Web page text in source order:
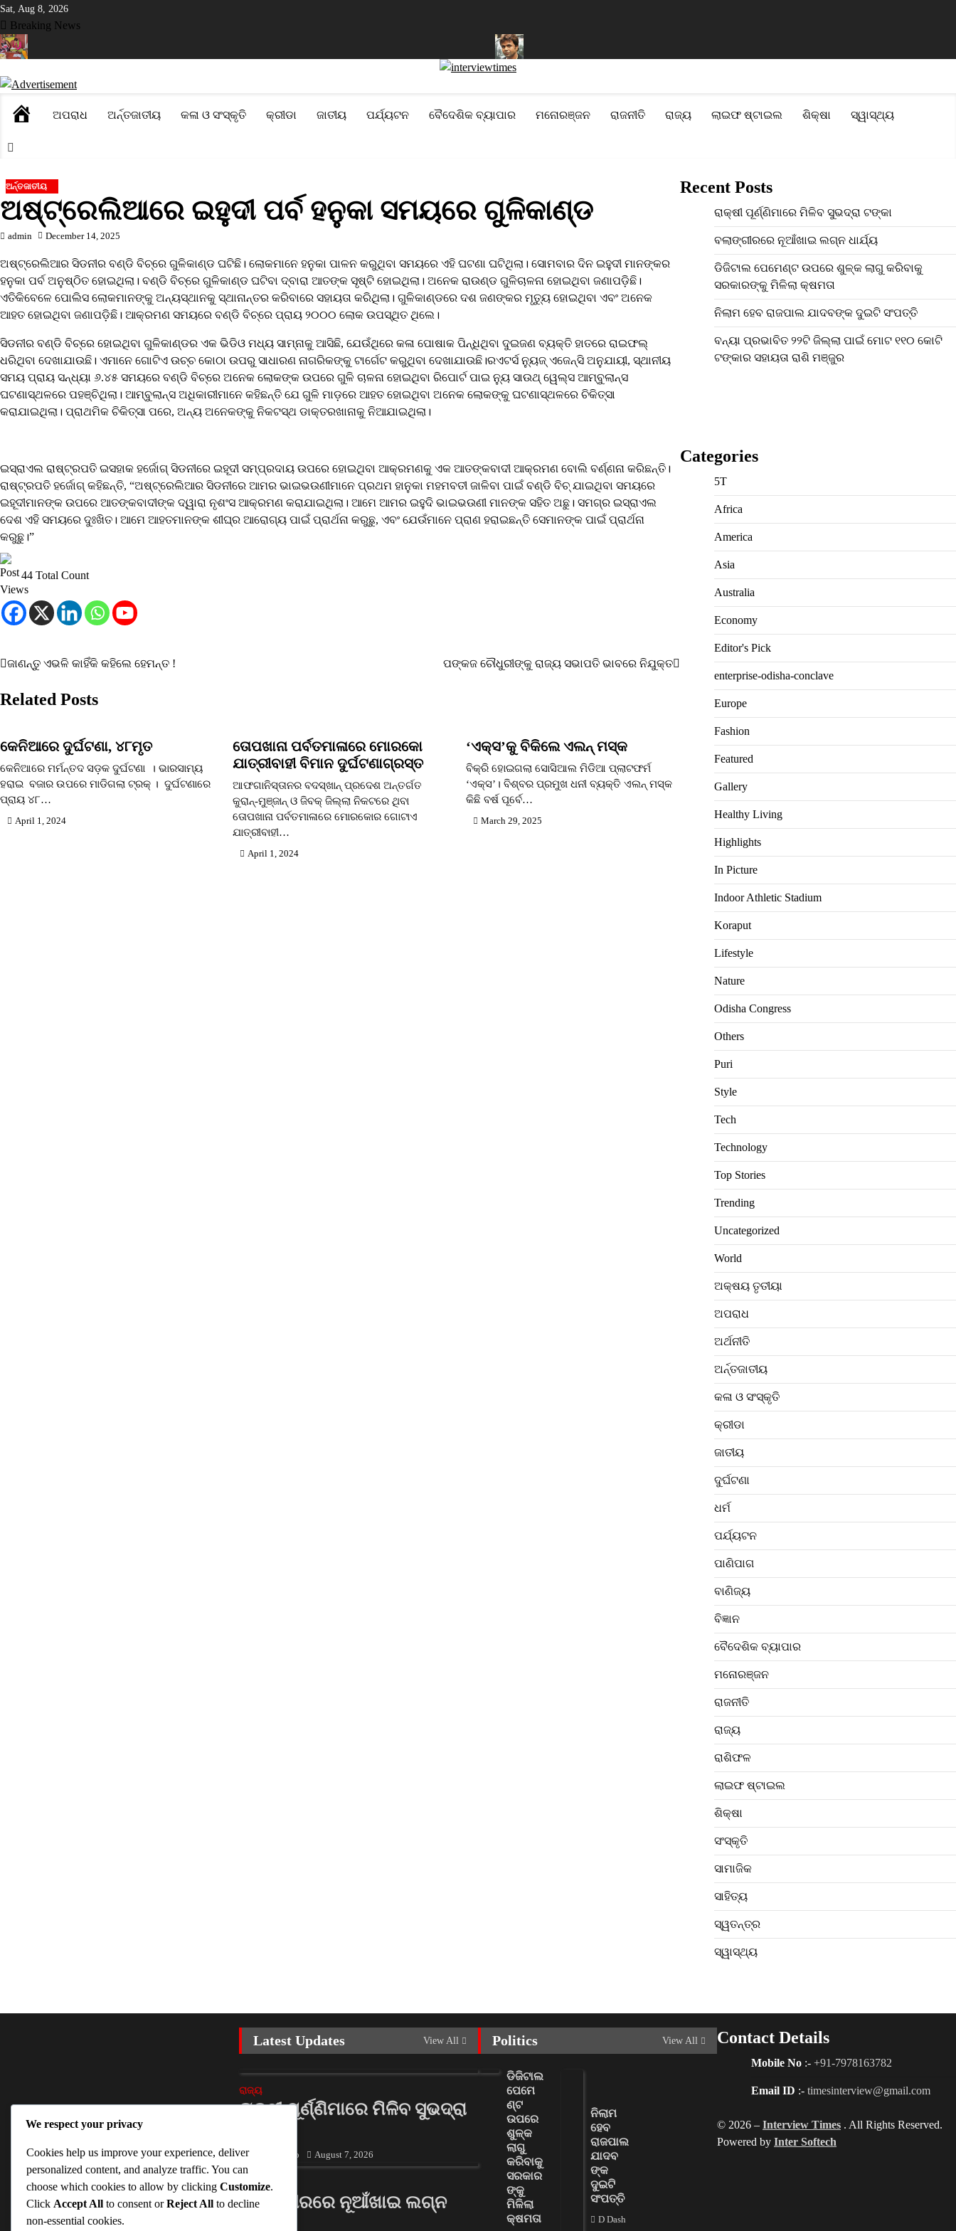
Skip
to
content
Sat, Aug 8, 2026
Breaking News
ନୂଆଁଖାଇ ଲଗ୍ନ ଧାର୍ଯ୍ୟ ଡିଜିଟାଲ ପେମେଣ୍ଟ ଉପରେ ଶୁଳ୍କ ଲାଗୁ କରିବାକୁ ସରକାରଙ୍କୁ ମିଳିଲା କ୍ଷମତାନିଲାମ ହେବ ରାଜପାଲ ଯାଦବଙ୍କ ଦୁଇଟି ସଂପତ୍ତି
HOMEଅପରାଧ ଅର୍ନ୍ତଜାତୀୟ କଳା ଓ ସଂସ୍କୃତି କ୍ରୀଡା ଜାତୀୟ ପର୍ଯ୍ୟଟନ ବୈଦେଶିକ ବ୍ୟାପାର ମନୋରଞ୍ଜନ ରାଜନୀତି ରାଜ୍ୟ ଲାଇଫ ଷ୍ଟାଇଲ ଶିକ୍ଷା ସ୍ୱାସ୍ଥ୍ୟ
ଅର୍ନ୍ତଜାତୀୟ
ଅଷ୍ଟ୍ରେଲିଆରେ ଇହୁଦୀ ପର୍ବ ହନୁକା ସମୟରେ ଗୁଳିକାଣ୍ଡ
admin December 14, 2025
ଅଷ୍ଟ୍ରେଲିଆର ସିଡନୀର ବଣ୍ଡି ବିଚ୍ରେ ଗୁଳିକାଣ୍ଡ ଘଟିଛି। ଲୋକମାନେ ହନୁକା ପାଳନ କରୁଥିବା ସମୟରେ ଏହି ଘଟଣା ଘଟିଥିଲା। ସୋମବାର ଦିନ ଇହୁଦୀ ମାନଙ୍କର
ହନୁକା ପର୍ବ ଅନୁଷ୍ଠିତ ହୋଇଥିଲା। ବଣ୍ଡି ବିଚ୍ରେ ଗୁଳିକାଣ୍ଡ ଘଟିବା ଦ୍ବାରା ଆତଙ୍କ ସୃଷ୍ଟି ହୋଇଥିଲା। ଅନେକ ରାଉଣ୍ଡ ଗୁଳିଚାଳନା ହୋଇଥିବା ଜଣାପଡ଼ିଛି।
ଏତିକିବେଳେ ପୋଲିସ ଲୋକମାନଙ୍କୁ ଅନ୍ୟସ୍ଥାନକୁ ସ୍ଥାନାନ୍ତର କରିବାରେ ସହାୟତା କରିଥିଲା। ଗୁଳିକାଣ୍ଡରେ ଦଶ ଜଣଙ୍କର ମୃତ୍ୟୁ ହୋଇଥିବା ଏବଂ ଅନେକ
ଆହତ ହୋଇଥିବା ଜଣାପଡ଼ିଛି। ଆକ୍ରମଣ ସମୟରେ ବଣ୍ଡି ବିଚ୍ରେ ପ୍ରାୟ ୨୦୦୦ ଲୋକ ଉପସ୍ଥିତ ଥିଲେ।
ସିଡନୀର ବଣ୍ଡି ବିଚ୍ରେ ହୋଇଥିବା ଗୁଳିକାଣ୍ଡର ଏକ ଭିଡିଓ ମଧ୍ୟ ସାମ୍ନାକୁ ଆସିଛି, ଯେଉଁଥିରେ କଳା ପୋଷାକ ପିନ୍ଧିଥିବା ଦୁଇଜଣ ବ୍ୟକ୍ତି ହାତରେ ରାଇଫଲ୍
ଧରିଥିବା ଦେଖାଯାଉଛି। ଏମାନେ ଗୋଟିଏ ଉଚ୍ଚ କୋଠା ଉପରୁ ସାଧାରଣ ନାଗରିକଙ୍କୁ ଟାର୍ଗେଟ କରୁଥିବା ଦେଖାଯାଉଛି।ରଏଟର୍ସ ନ୍ୟୁଜ୍ ଏଜେନ୍ସି ଅନୁଯାୟୀ, ସ୍ଥାନୀୟ
ସମୟ ପ୍ରାୟ ସନ୍ଧ୍ୟା ୬.୪୫ ସମୟରେ ବଣ୍ଡି ବିଚ୍ରେ ଅନେକ ଲୋକଙ୍କ ଉପରେ ଗୁଳି ଚାଳନା ହୋଇଥିବା ରିପୋର୍ଟ ପାଇ ନ୍ୟୁ ସାଉଥ୍ ୱେଲ୍ସ ଆମ୍ବୁଲାନ୍ସ
ଘଟଣାସ୍ଥଳରେ ପହଞ୍ଚିଥିଲା। ଆମ୍ବୁଲାନ୍ସ ଅଧିକାରୀମାନେ କହିଛନ୍ତି ଯେ ଗୁଳି ମାଡ଼ରେ ଆହତ ହୋଇଥିବା ଅନେକ ଲୋକଙ୍କୁ ଘଟଣାସ୍ଥଳରେ ଚିକିତ୍ସା
କରାଯାଇଥିଲା। ପ୍ରାଥମିକ ଚିକିତ୍ସା ପରେ, ଅନ୍ୟ ଅନେକଙ୍କୁ ନିକଟସ୍ଥ ଡାକ୍ତରଖାନାକୁ ନିଆଯାଇଥିଲା।
ଇସ୍ରାଏଲ ରାଷ୍ଟ୍ରପତି ଇସହାକ ହର୍ଜୋଗ୍ ସିଡନୀରେ ଇହୂଦୀ ସମ୍ପ୍ରଦାୟ ଉପରେ ହୋଇଥିବା ଆକ୍ରମଣକୁ ଏକ ଆତଙ୍କବାଦୀ ଆକ୍ରମଣ ବୋଲି ବର୍ଣ୍ଣନା କରିଛନ୍ତି।
ରାଷ୍ଟ୍ରପତି ହର୍ଜୋଗ୍ କହିଛନ୍ତି, “ଅଷ୍ଟ୍ରେଲିଆର ସିଡନୀରେ ଆମର ଭାଇଭଉଣୀମାନେ ପ୍ରଥମ ହାନୁକା ମହମବତୀ ଜାଳିବା ପାଇଁ ବଣ୍ଡି ବିଚ୍ ଯାଇଥିବା ସମୟରେ
ଇହୂଦୀମାନଙ୍କ ଉପରେ ଆତଙ୍କବାଦୀଙ୍କ ଦ୍ୱାରା ନୃଶଂସ ଆକ୍ରମଣ କରାଯାଇଥିଲା। ଆମେ ଆମର ଇହୁଦି ଭାଇଭଉଣୀ ମାନଙ୍କ ସହିତ ଅଛୁ। ସମଗ୍ର ଇସ୍ରାଏଲ
ଦେଶ ଏହି ସମୟରେ ଦୁଃଖିତ। ଆମେ ଆହତମାନଙ୍କ ଶୀଘ୍ର ଆରୋଗ୍ୟ ପାଇଁ ପ୍ରାର୍ଥନା କରୁଛୁ, ଏବଂ ଯେଉଁମାନେ ପ୍ରାଣ ହରାଇଛନ୍ତି ସେମାନଙ୍କ ପାଇଁ ପ୍ରାର୍ଥନା
କରୁଛୁ।”
44 Total Count
Post
navigation
ଜାଣନ୍ତୁ ଏଭଳି କାହିଁକି କହିଲେ ହେମନ୍ତ ! ପଙ୍କଜ ଚୌଧୁରୀଙ୍କୁ ରାଜ୍ୟ ସଭାପତି ଭାବରେ ନିଯୁକ୍ତ
Related Posts
କେନିଆରେ ଦୁର୍ଘଟଣା, ୪୮ମୃତ
କେନିଆରେ ମର୍ମନ୍ତଦ ସଡ଼କ ଦୁର୍ଘଟଣା । ଭାରସାମ୍ୟ
ହରାଇ ବଜାର ଉପରେ ମାଡିଗଲା ଟ୍ରକ୍ । ଦୁର୍ଘଟଣାରେ
ପ୍ରାୟ ୪୮…
April 1, 2024
ତୋପଖାନା ପର୍ବତମାଳାରେ ମୋରକୋ
ଯାତ୍ରୀବାହୀ ବିମାନ ଦୁର୍ଘଟଣାଗ୍ରସ୍ତ
ଆଫଗାନିସ୍ତାନର ବଦସ୍ଖାନ୍ ପ୍ରଦେଶ ଅନ୍ତର୍ଗତ
କୁରାନ୍-ମୁଞ୍ଜାନ୍ ଓ ଜିବକ୍ ଜିଲ୍ଲା ନିକଟରେ ଥିବା
ତୋପଖାନା ପର୍ବତମାଳାରେ ମୋରକୋର ଗୋଟାଏ
ଯାତ୍ରୀବାହୀ…
April 1, 2024
‘ଏକ୍ସ’କୁ ବିକିଲେ ଏଲନ୍ ମସ୍କ
ବିକ୍ରି ହୋଇଗଲା ସୋସିଆଲ ମିଡିଆ ପ୍ଲାଟଫର୍ମ
‘ଏକ୍ସ’। ବିଶ୍ବର ପ୍ରମୁଖ ଧନୀ ବ୍ୟକ୍ତି ଏଲନ୍ ମସ୍କ
କିଛି ବର୍ଷ ପୂର୍ବେ…
March 29, 2025
Recent Posts
ରାକ୍ଷୀ ପୂର୍ଣ୍ଣିମାରେ ମିଳିବ ସୁଭଦ୍ରା ଟଙ୍କା
ବଲାଙ୍ଗୀରରେ ନୂଆଁଖାଇ ଲଗ୍ନ ଧାର୍ଯ୍ୟ
ଡିଜିଟାଲ ପେମେଣ୍ଟ ଉପରେ ଶୁଳ୍କ ଲାଗୁ କରିବାକୁ
ସରକାରଙ୍କୁ ମିଳିଲା କ୍ଷମତା
ନିଲାମ ହେବ ରାଜପାଲ ଯାଦବଙ୍କ ଦୁଇଟି ସଂପତ୍ତି
ବନ୍ୟା ପ୍ରଭାବିତ ୨୨ଟି ଜିଲ୍ଲା ପାଇଁ ମୋଟ ୧୧୦ କୋଟି
ଟଙ୍କାର ସହାୟତା ରାଶି ମଞ୍ଜୁର
Categories
5T
Africa
America
Asia
Australia
Economy
Editor's Pick
enterprise-odisha-conclave
Europe
Fashion
Featured
Gallery
Healthy Living
Highlights
In Picture
Indoor Athletic Stadium
Koraput
Lifestyle
Nature
Odisha Congress
Others
Puri
Style
Tech
Technology
Top Stories
Trending
Uncategorized
World
ଅକ୍ଷୟ ତୃତୀୟା
ଅପରାଧ
ଅର୍ଥନୀତି
ଅର୍ନ୍ତଜାତୀୟ
କଳା ଓ ସଂସ୍କୃତି
କ୍ରୀଡା
ଜାତୀୟ
ଦୁର୍ଘଟଣା
ଧର୍ମ
ପର୍ଯ୍ୟଟନ
ପାଣିପାଗ
ବାଣିଜ୍ୟ
ବିଜ୍ଞାନ
ବୈଦେଶିକ ବ୍ୟାପାର
ମନୋରଞ୍ଜନ
ରାଜନୀତି
ରାଜ୍ୟ
ରାଶିଫଳ
ଲାଇଫ ଷ୍ଟାଇଲ
ଶିକ୍ଷା
ସଂସ୍କୃତି
ସାମାଜିକ
ସାହିତ୍ୟ
ସ୍ୱତନ୍ତ୍ର
ସ୍ୱାସ୍ଥ୍ୟ
Latest Updates View All
ରାଜ୍ୟ
ରାକ୍ଷୀ ପୂର୍ଣ୍ଣିମାରେ ମିଳିବ ସୁଭଦ୍ରା
Ankita Sahoo August 7, 2026
ରାଜ୍ୟ
ବଲାଙ୍ଗୀରରେ ନୂଆଁଖାଇ ଲଗ୍ନ
Politics View All
ଡିଜିଟାଲ
ପେମେ
ଣ୍ଟ
ଉପରେ
ଶୁଳ୍କ
ଲାଗୁ
କରିବାକୁ
ସରକାର
ଙ୍କୁ
ମିଳିଲା
କ୍ଷମତା
ନିଲାମ
ହେବ
ରାଜପାଲ
ଯାଦବ
ଙ୍କ
ଦୁଇଟି
ସଂପତ୍ତି
D Dash
Contact Details
Mobile No :- +91-7978163782
Email ID :- timesinterview@gmail.com
© 2026 – Interview Times . All Rights Reserved.
Powered by Inter Softech
We respect your privacy
Cookies help us improve your experience, deliver
personalized content, and analyze traffic. You can
choose which cookies to allow by clicking Customize.
Click Accept All to consent orReject All to decline
non-essential cookies.